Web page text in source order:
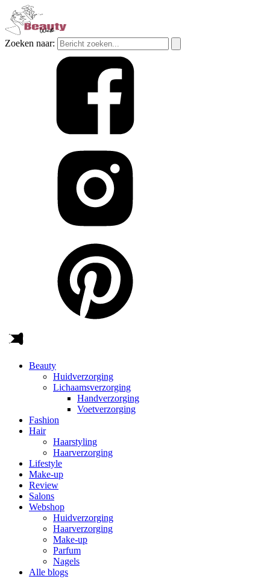
Zoeken naar:
Beauty
Huidverzorging
Lichaamsverzorging
Handverzorging
Voetverzorging
Fashion
Hair
Haarstyling
Haarverzorging
Lifestyle
Make-up
Review
Salons
Webshop
Huidverzorging
Haarverzorging
Make-up
Parfum
Nagels
Alle blogs